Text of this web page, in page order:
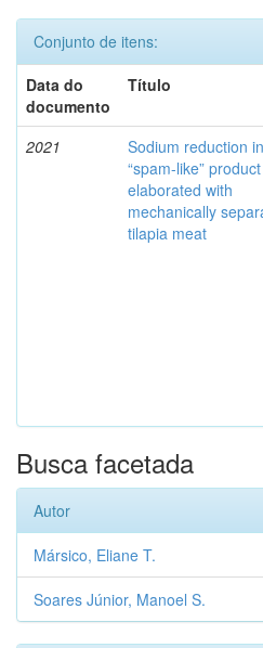
Conjunto de itens:
Data do
documento
Título
2021
Sodium reduction in
“spam-like” product
elaborated with
mechanically
tilapia meat
Busca facetada
Autor
Mársico, Eliane T.
Soares Júnior, Manoel S.